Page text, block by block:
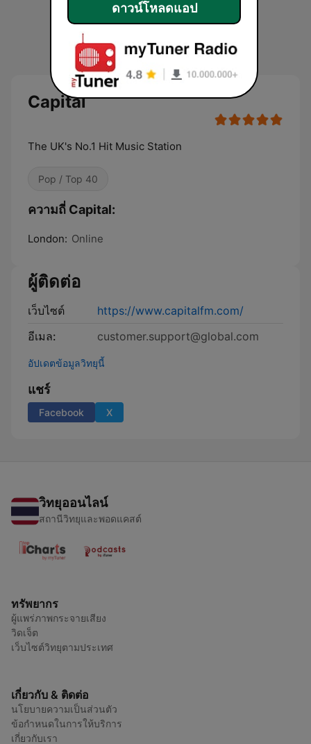
Capital
The UK's No.1 Hit Music Station
Pop / Top 40
ความถี่ Capital:
London: Online
ผู้ติดต่อ
เว็บไซต์
https://www.capitalfm.com/
อีเมล:
customer.support@global.com
อัปเดตข้อมูลวิทยุนี้
แชร์
Facebook X
วิทยุออนไลน์
สถานีวิทยุและพอดแคสต์
ทรัพยากร
ผู้แพร่ภาพกระจายเสียง
วิดเจ็ต
เว็บไซต์วิทยุตามประเทศ
เกี่ยวกับ & ติดต่อ
นโยบายความเป็นส่วนตัว
ข้อกำหนดในการให้บริการ
เกี่ยวกับเรา
ดาวน์โหลดแอป